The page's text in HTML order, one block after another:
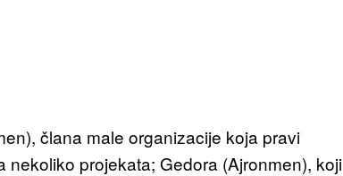
člana male organizacije koja pravi
projekata; Gedora (Ajronmen), koji